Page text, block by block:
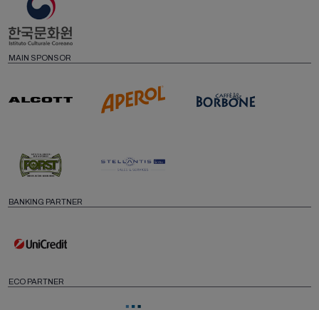
MAIN SPONSOR
BANKING PARTNER
ECO PARTNER